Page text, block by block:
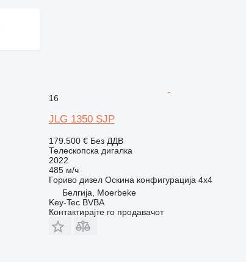
16
JLG 1350 SJP
179.500 € Без ДДВ
Телескопска дигалка
2022
485 м/ч
Гориво дизел Оскина конфигурација 4x4
Белгија, Moerbeke
Key-Tec BVBA
Контактирајте го продавачот